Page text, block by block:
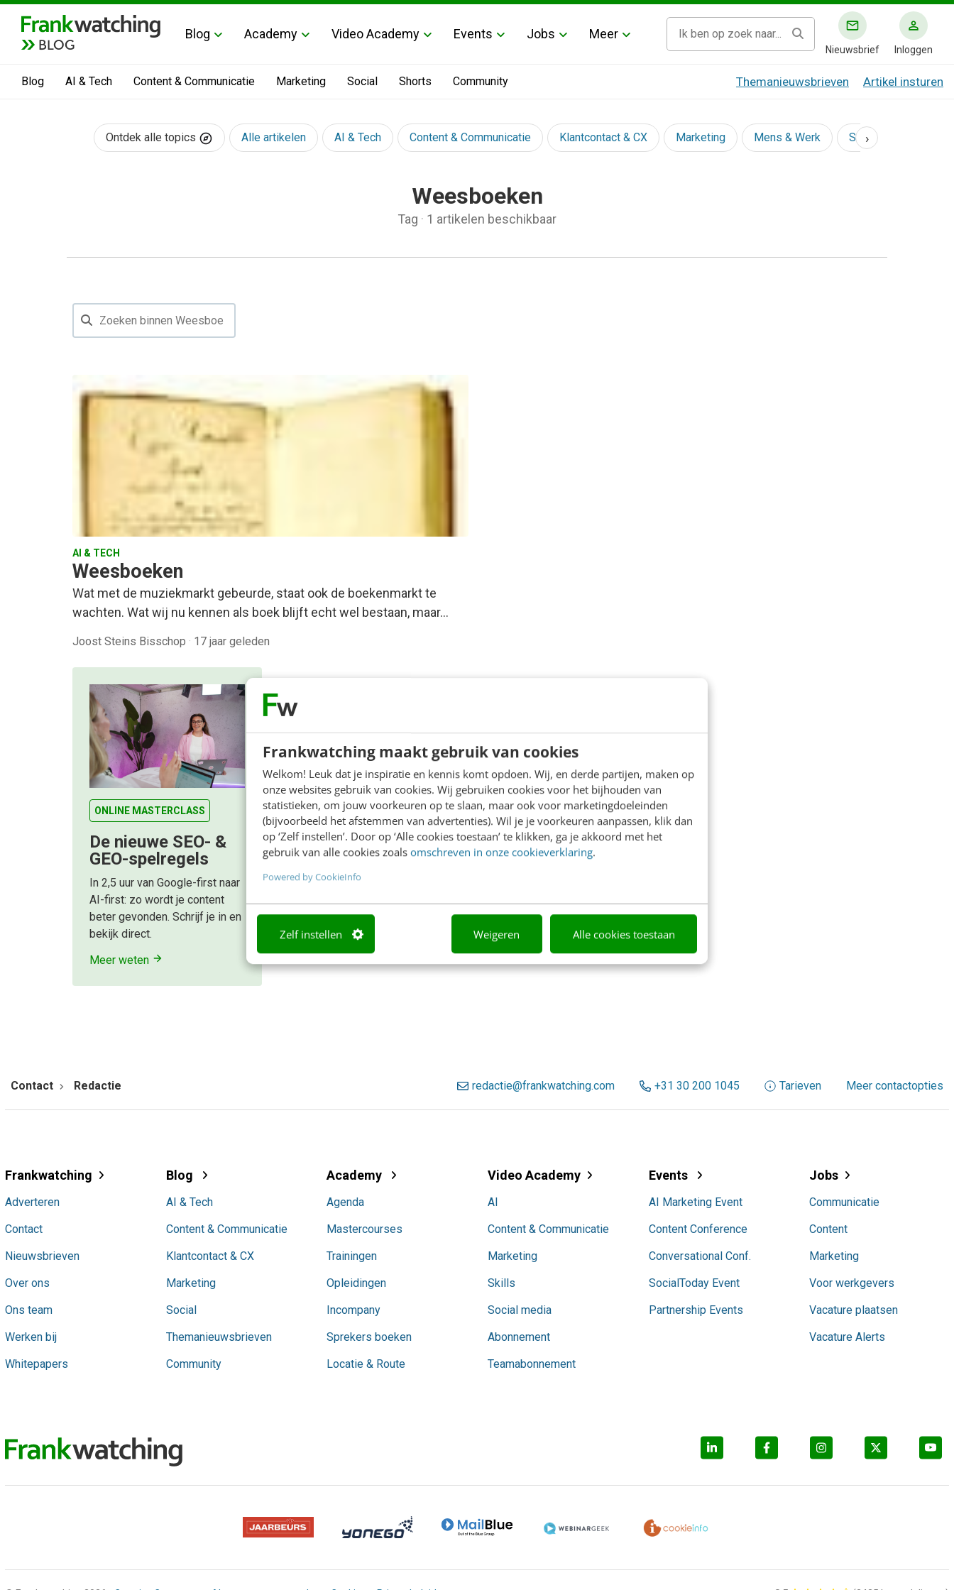
Frankwatching maakt gebruik van cookies
Welkom! Leuk dat je inspiratie en kennis komt opdoen. Wij, en derde partijen, maken op
onze websites gebruik van cookies. Wij gebruiken cookies voor het bijhouden van
statistieken, om jouw voorkeuren op te slaan, maar ook voor marketingdoeleinden
(bijvoorbeeld het afstemmen van advertenties). Wil je je voorkeuren aanpassen, klik dan
op ‘Zelf instellen’. Door op ‘Alle cookies toestaan’ te klikken, ga je akkoord met het
gebruik van alle cookies zoals omschreven in onze cookieverklaring.
Powered by CookieInfo
Zelf instellen Weigeren Alle cookies toestaan
BLOG
Blog Academy Video Academy Events Jobs Meer
Nieuwsbrief Inloggen
Blog AI & Tech Content & Communicatie Marketing Social Shorts Community Themanieuwsbrieven Artikel insturen
Ontdek alle topics Alle artikelen AI & Tech Content & Communicatie Klantcontact & CX Marketing Mens & Werk Social
›
Weesboeken
Tag · 1 artikelen beschikbaar
AI & TECH
Weesboeken
Wat met de muziekmarkt gebeurde, staat ook de boekenmarkt te
wachten. Wat wij nu kennen als boek blijft echt wel bestaan, maar…
Joost Steins Bisschop · 17 jaar geleden
ONLINE MASTERCLASS
De nieuwe SEO- &
GEO-spelregels
In 2,5 uur van Google-first naar
AI-first: zo wordt je content
beter gevonden. Schrijf je in en
bekijk direct.
Meer weten
Contact Redactie redactie@frankwatching.com +31 30 200 1045 Tarieven Meer contactopties
Frankwatching
Adverteren
Contact
Nieuwsbrieven
Over ons
Ons team
Werken bij
Whitepapers
Blog
AI & Tech
Content & Communicatie
Klantcontact & CX
Marketing
Social
Themanieuwsbrieven
Community
Academy
Agenda
Mastercourses
Trainingen
Opleidingen
Incompany
Sprekers boeken
Locatie & Route
Video Academy
AI
Content & Communicatie
Marketing
Skills
Social media
Abonnement
Teamabonnement
Events
AI Marketing Event
Content Conference
Conversational Conf.
SocialToday Event
Partnership Events
Jobs
Communicatie
Content
Marketing
Voor werkgevers
Vacature plaatsen
Vacature Alerts